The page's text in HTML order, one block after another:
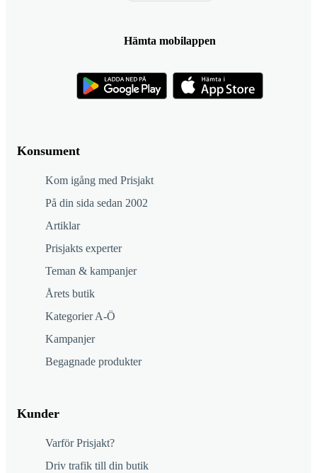
Konsument
Kom igång med Prisjakt
På din sida sedan 2002
Artiklar
Prisjakts experter
Teman & kampanjer
Årets butik
Kategorier A-Ö
Kampanjer
Begagnade produkter
Kunder
Varför Prisjakt?
Driv trafik till din butik
Hämta mobilappen